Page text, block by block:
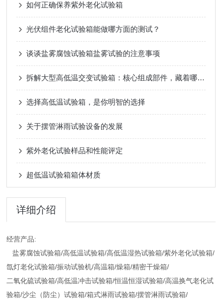
如何正确保养紫外老化试验箱
光伏组件老化试验箱能做哪方面的测试？
谈谈盐雾腐蚀试验箱盐雾试验的注意事项
拆解大型高低温交变试验箱：核心组成部件，藏着哪些运行关键？
选择高低温试验箱，是你明智的选择
关于摆管淋雨试验设备的发展
紫外老化试验样品和性能评定
超低温试验箱箱体材质
详细介绍
经营产品:
盐雾腐蚀试验箱/高低温试验箱/高低温湿热试验箱/紫外老化试验箱/
氙灯老化试验箱/振动试验机/高温箱/燥箱/精密干燥箱/
二氧化硫试验箱/高低温冲击试验箱/恒温恒湿试验箱/高温换气老化试
验箱/沙尘（防尘）试验箱/箱式淋雨试验箱/摆管淋雨试验箱/